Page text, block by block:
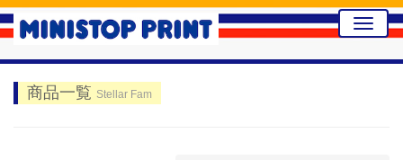
Toggle
商品一覧 Stellar Fam